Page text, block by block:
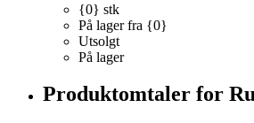
{0} stk
På lager fra {0}
Utsolgt
På lager
Produktomtaler for